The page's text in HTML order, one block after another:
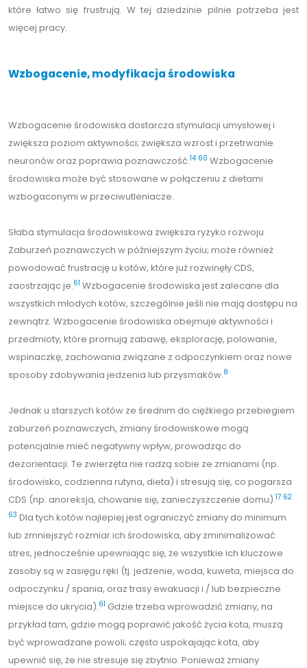
które łatwo się frustrują. W tej dziedzinie pilnie potrzeba jest
więcej pracy.
Wzbogacenie, modyfikacja środowiska
Wzbogacenie środowiska dostarcza stymulacji umysłowej i
zwiększa poziom aktywności; zwiększa wzrost i przetrwanie
neuronów oraz poprawia poznawczość.14 60 Wzbogacenie
środowiska może być stosowane w połączeniu z dietami
wzbogaconymi w przeciwutleniacze.
Słaba stymulacja środowiskowa zwiększa ryzyko rozwoju
Zaburzeń poznawczych w późniejszym życiu; może również
powodować frustrację u kotów, które już rozwinęły CDS,
zaostrzając je.61 Wzbogacenie środowiska jest zalecane dla
wszystkich młodych kotów, szczególnie jeśli nie mają dostępu na
zewnątrz. Wzbogacenie środowiska obejmuje aktywności i
przedmioty, które promują zabawę, eksplorację, polowanie,
wspinaczkę, zachowania związane z odpoczynkiem oraz nowe
sposoby zdobywania jedzenia lub przysmaków.8
Jednak u starszych kotów ze średnim do ciężkiego przebiegiem
zaburzeń poznawczych, zmiany środowiskowe mogą
potencjalnie mieć negatywny wpływ, prowadząc do
dezorientacji. Te zwierzęta nie radzą sobie ze zmianami (np.
środowisko, codzienna rutyna, dieta) i stresują się, co pogarsza
CDS (np. anoreksja, chowanie się, zanieczyszczenie domu).17 62
63 Dla tych kotów najlepiej jest ograniczyć zmiany do minimum
lub zmniejszyć rozmiar ich środowiska, aby zminimalizować
stres, jednocześnie upewniając się, że wszystkie ich kluczowe
zasoby są w zasięgu ręki (tj. jedzenie, woda, kuweta, miejsca do
odpoczynku / spania, oraz trasy ewakuacji i / lub bezpieczne
miejsce do ukrycia).61 Gdzie trzeba wprowadzić zmiany, na
przykład tam, gdzie mogą poprawić jakość życia kota, muszą
być wprowadzane powoli; często uspokajając kota, aby
upewnić się, że nie stresuje się zbytnio. Ponieważ zmiany